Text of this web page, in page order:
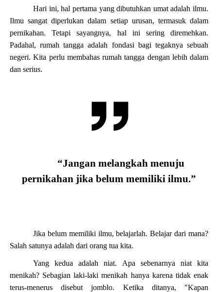
Hari ini, hal pertama yang dibutuhkan umat adalah ilmu.
Ilmu sangat diperlukan dalam setiap urusan, termasuk dalam
pernikahan. Tetapi sayangnya, hal ini sering diremehkan.
Padahal, rumah tangga adalah fondasi bagi tegaknya sebuah
negeri. Kita perlu membahas rumah tangga dengan lebih dalam
dan serius.
“Jangan melangkah menuju
pernikahan jika belum memiliki ilmu.”
Jika belum memiliki ilmu, belajarlah. Belajar dari mana?
Salah satunya adalah dari orang tua kita.
Yang kedua adalah niat. Apa sebenarnya niat kita
menikah? Sebagian laki-laki menikah hanya karena tidak enak
terus-menerus disebut jomblo. Ketika ditanya, "Kapan